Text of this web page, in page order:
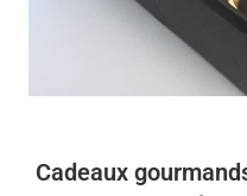
Cadeaux